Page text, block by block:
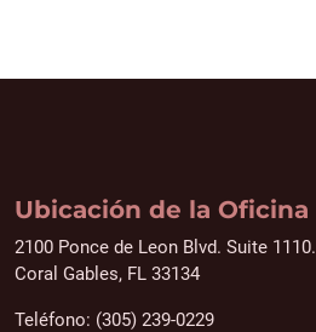
Ubicación de la Oficina
2100 Ponce de Leon Blvd. Suite 1110.
Coral Gables, FL 33134
Teléfono: (305) 239-0229